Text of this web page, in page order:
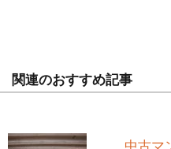
関連のおすすめ記事
中古マ